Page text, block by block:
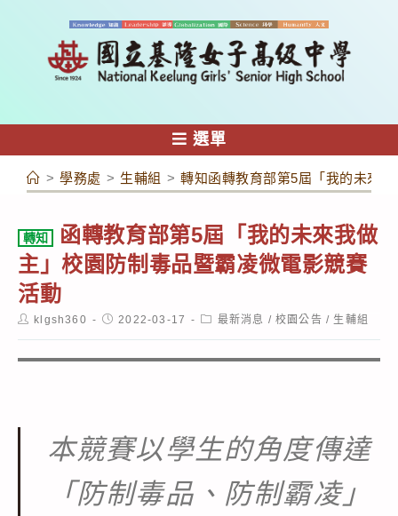
容
選單
> 學務處 > 生輔組 > 轉知函轉教育部第5屆「我的未來
轉知
函轉教育部第5屆「我的未來我做
主」校園防制毒品暨霸凌微電影競賽
活動
Postklgsh360
Post2022-03-17
Post最新消息 / 校園公告 / 生輔組
本競賽以學生的角度傳達
「防制毒品、防制霸凌」